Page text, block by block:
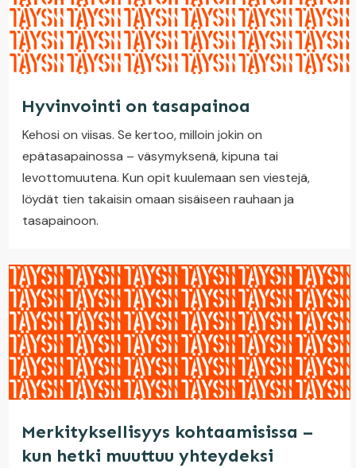
Hyvinvointi on tasapainoa
Kehosi on viisas. Se kertoo, milloin jokin on
epätasapainossa – väsymyksenä, kipuna tai
levottomuutena. Kun opit kuulemaan sen viestejä,
löydät tien takaisin omaan sisäiseen rauhaan ja
tasapainoon.
Merkityksellisyys kohtaamisissa –
kun hetki muuttuu yhteydeksi